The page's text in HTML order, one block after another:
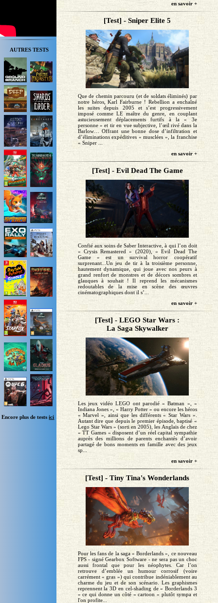
AUTRES TESTS
Encore plus de testsici
en savoir +
[Test] - Sniper Elite 5
Que de chemin parcouru (et de soldats éliminés) par
notre héros, Karl Fairburne ! Rebellion a enchaîné
les suites depuis 2005 et s’est progressivement
imposé comme LE maître du genre, en couplant
astucieusement déplacements furtifs à la « 3e
personne » et tir en vue subjective, l’œil rivé dans la
Barlow… Offrant une bonne dose d’infiltration et
d’éliminations expéditives « musclées », la franchise
« Sniper ...
en savoir +
[Test] - Evil Dead The Game
Confié aux soins de Saber Interactive, à qui l’on doit
« Crysis Remastered » (2020), « Evil Dead The
Game » est un survival horror coopératif
surprenant...Un jeu de tir à la troisième personne,
hautement dynamique, qui joue avec nos peurs à
grand renfort de monstres et de décors sombres et
glauques à souhait ! Il reprend les mécanismes
redoutables de la mise en scène des œuvres
cinématographiques dont il s’...
en savoir +
[Test] - LEGO Star Wars :
La Saga Skywalker
Les jeux vidéo LEGO ont parodié « Batman », «
Indiana Jones », « Harry Potter » ou encore les héros
« Marvel », ainsi que les différents « Star Wars ».
Autant dire que depuis le premier épisode, baptisé «
Lego Star Wars » (sorti en 2005), les Anglais de chez
« TT Games » disposent d’un réel capital sympathie
auprès des millions de parents enchantés d’avoir
partagé de bons moments en famille avec des jeux
sp...
en savoir +
[Test] - Tiny Tina's Wonderlands
Pour les fans de la saga « Borderlands », ce nouveau
FPS - signé Gearbox Software - ne sera pas un choc
aussi frontal que pour les néophytes. Car l’on
retrouve d’emblée un humour corrosif (voire
carrément « gras ») qui contribue indéniablement au
charme du jeu et de son scénario. Les graphismes
reprennent la 3D en cel-shading de « Borderlands 3
» ce qui donne un côté « cartoon » plutôt sympa et
l'on profite...